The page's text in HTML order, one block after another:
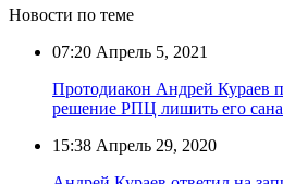
Новости по теме
07:20 Апрель 5, 2021
Протодиакон Андрей Кураев
решение РПЦ лишить его сана
15:38 Апрель 29, 2020